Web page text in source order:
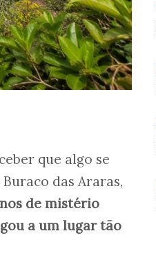
que algo se
das Araras,
de mistério
a um lugar tão